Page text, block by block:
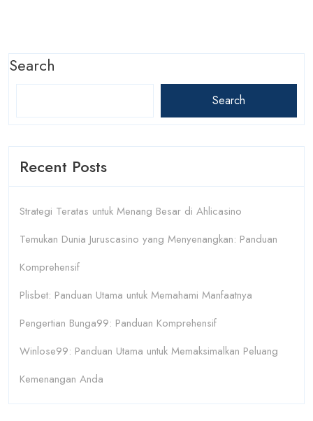
Search
Search
Recent Posts
Strategi Teratas untuk Menang Besar di Ahlicasino
Temukan Dunia Juruscasino yang Menyenangkan: Panduan
Komprehensif
Plisbet: Panduan Utama untuk Memahami Manfaatnya
Pengertian Bunga99: Panduan Komprehensif
Winlose99: Panduan Utama untuk Memaksimalkan Peluang
Kemenangan Anda